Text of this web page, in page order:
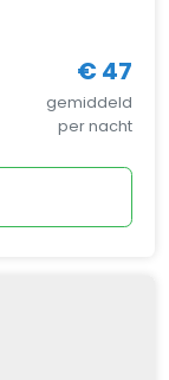
€ 47
gemiddeld
per nacht